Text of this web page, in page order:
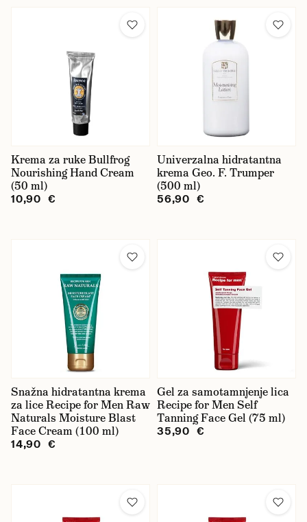
Citrusni
Cvjetni/biljni
Drveni
Orientalni
Začinski
Marka
Baxter of California
BETTER BE BOLD
Beviro
Bullfrog
Captain Fawcett
Copenhagen Grooming
D.R. Harris
EDO
Krema za ruke Bullfrog
Nourishing Hand Cream
(50 ml)
10,90 €
Univerzalna hidratantna
krema Geo. F. Trumper
(500 ml)
56,90 €
Snažna hidratantna krema
za lice Recipe for Men Raw
Naturals Moisture Blast
Face Cream (100 ml)
14,90 €
Gel za samotamnjenje lica
Recipe for Men Self
Tanning Face Gel (75 ml)
35,90 €